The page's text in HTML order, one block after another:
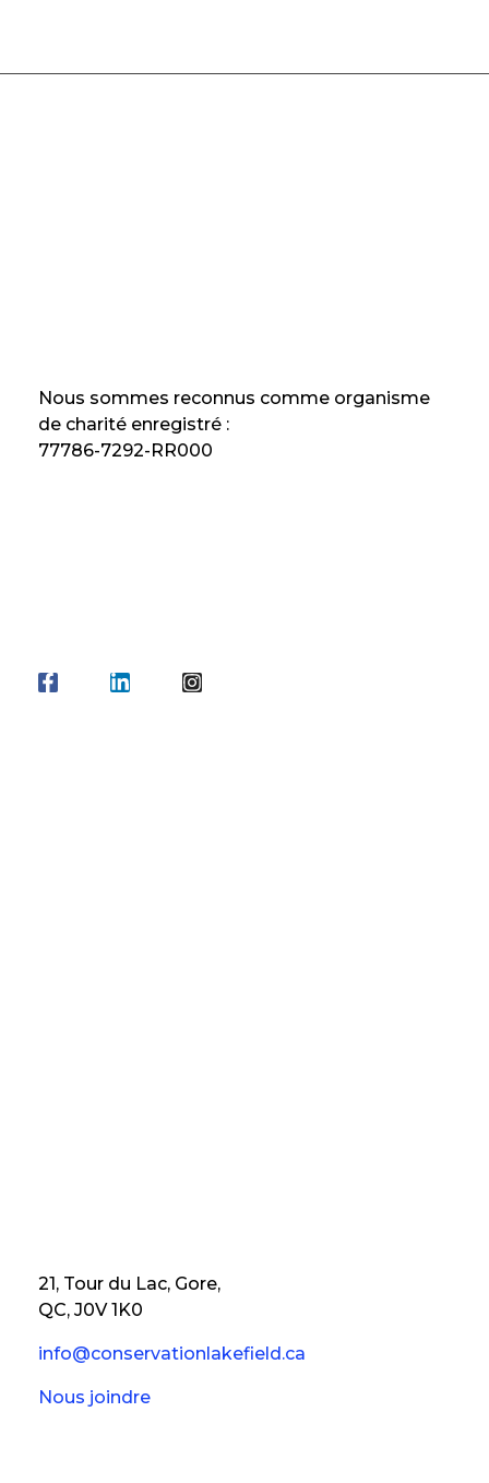
Nous sommes reconnus comme organisme
de charité enregistré :
77786-7292-RR000
21, Tour du Lac, Gore,
QC, J0V 1K0
info@conservationlakefield.ca
Nous joindre